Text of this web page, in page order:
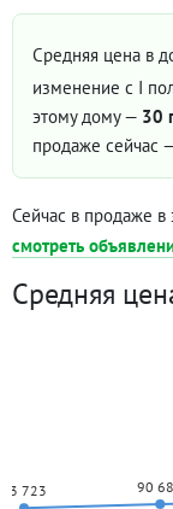
Средняя цена в
изменение с I
этому дому — 30
продаже сейчас
Сейчас в продаже
смотреть
Средняя
83 723 90